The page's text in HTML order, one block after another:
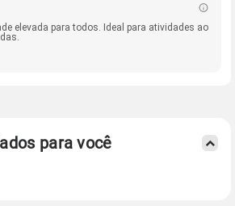
elevada para todos. Ideal para atividades ao
para você